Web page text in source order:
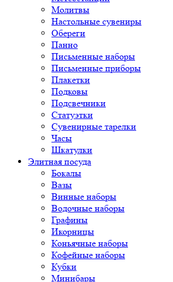
Молитвы
Настольные сувениры
Обереги
Панно
Письменные наборы
Письменные приборы
Плакетки
Подковы
Подсвечники
Статуэтки
Сувенирные тарелки
Часы
Шкатулки
Элитная посуда
Бокалы
Вазы
Винные наборы
Водочные наборы
Графины
Икорницы
Коньячные наборы
Кофейные наборы
Кубки
Минибары